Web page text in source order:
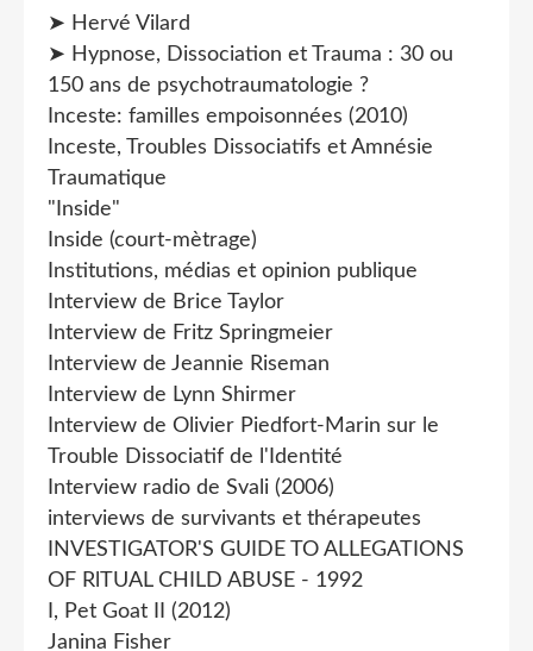
➤ Hervé Vilard
➤ Hypnose, Dissociation et Trauma : 30 ou
150 ans de psychotraumatologie ?
Inceste: familles empoisonnées (2010)
Inceste, Troubles Dissociatifs et Amnésie
Traumatique
"Inside"
Inside (court-mètrage)
Institutions, médias et opinion publique
Interview de Brice Taylor
Interview de Fritz Springmeier
Interview de Jeannie Riseman
Interview de Lynn Shirmer
Interview de Olivier Piedfort-Marin sur le
Trouble Dissociatif de l'Identité
Interview radio de Svali (2006)
interviews de survivants et thérapeutes
INVESTIGATOR'S GUIDE TO ALLEGATIONS
OF RlTUAL CHILD ABUSE - 1992
I, Pet Goat II (2012)
Janina Fisher